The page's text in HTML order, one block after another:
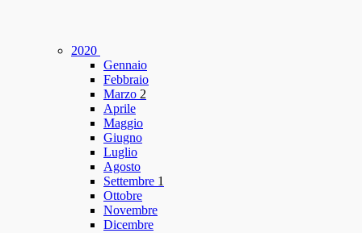
2020
Gennaio
Febbraio
Marzo 2
Aprile
Maggio
Giugno
Luglio
Agosto
Settembre 1
Ottobre
Novembre
Dicembre